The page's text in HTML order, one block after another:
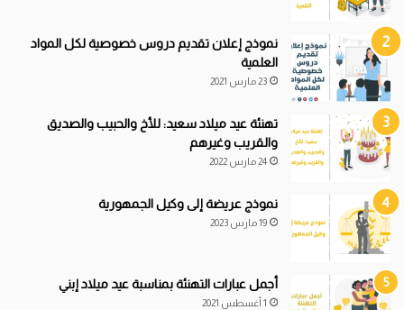
نموذج إعلان تقديم دروس خصوصية لكل المواد
العلمية
23 مارس 2021
تهنئة عيد ميلاد سعيد: للأخ والحبيب والصديق
والقريب وغيرهم
24 مارس 2022
نموذج عريضة إلى وكيل الجمهورية
19 مارس 2023
أجمل عبارات التهنئة بمناسبة عيد ميلاد إبني
1 أغسطس 2021